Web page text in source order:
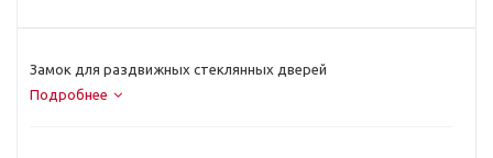
Замок для раздвижных стеклянных дверей
Подробнее